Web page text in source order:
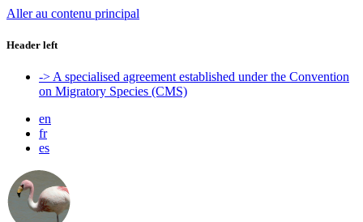
Aller au contenu principal
Header left
-> A specialised agreement established under the Convention
on Migratory Species (CMS)
en
fr
es